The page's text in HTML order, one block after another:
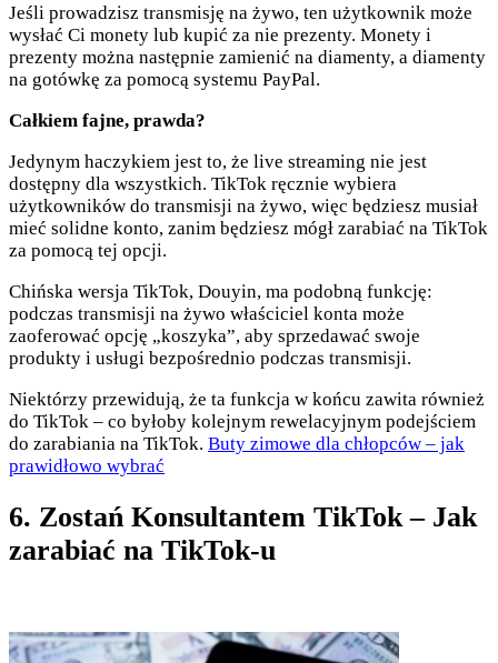
Jeśli prowadzisz transmisję na żywo, ten użytkownik może
wysłać Ci monety lub kupić za nie prezenty. Monety i
prezenty można następnie zamienić na diamenty, a diamenty
na gotówkę za pomocą systemu PayPal.
Całkiem fajne, prawda?
Jedynym haczykiem jest to, że live streaming nie jest
dostępny dla wszystkich. TikTok ręcznie wybiera
użytkowników do transmisji na żywo, więc będziesz musiał
mieć solidne konto, zanim będziesz mógł zarabiać na TikTok
za pomocą tej opcji.
Chińska wersja TikTok, Douyin, ma podobną funkcję:
podczas transmisji na żywo właściciel konta może
zaoferować opcję „koszyka”, aby sprzedawać swoje
produkty i usługi bezpośrednio podczas transmisji.
Niektórzy przewidują, że ta funkcja w końcu zawita również
do TikTok – co byłoby kolejnym rewelacyjnym podejściem
do zarabiania na TikTok. Buty zimowe dla chłopców – jak
prawidłowo wybrać
6. Zostań Konsultantem TikTok – Jak
zarabiać na TikTok-u